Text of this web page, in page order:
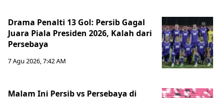
Drama Penalti 13 Gol: Persib Gagal
Juara Piala Presiden 2026, Kalah dari
Persebaya
7 Agu 2026, 7:42 AM
Malam Ini Persib vs Persebaya di